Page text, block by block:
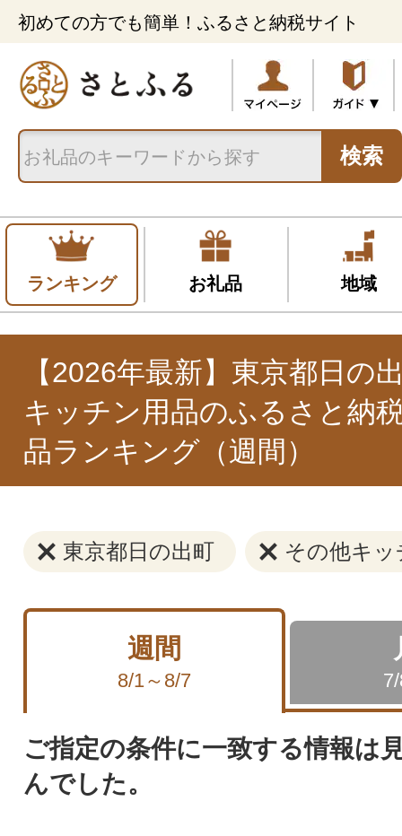
初めての方でも簡単！ふるさと納税サイト
検索
ランキング お礼品 地域
【2026年最新】東京都日の
キッチン用品のふるさと納
品ランキング（週間）
東京都日の出町 その他キッ
週間
8/1～8/7
ご指定の条件に一致する情報は
んでした。